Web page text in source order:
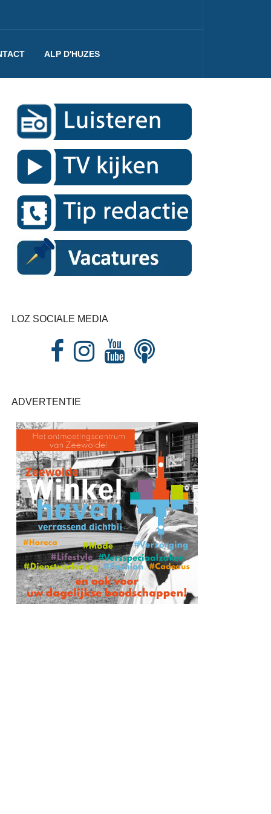
ALP D'HUZES
LOZ SOCIALE MEDIA
ADVERTENTIE